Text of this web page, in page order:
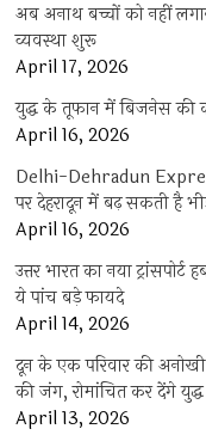
अब अनाथ बच्चों को नहीं
व्यवस्था शुरू
April 17, 2026
युद्ध के तूफान में बिजनेस की
April 16, 2026
Delhi-Dehradun
पर देहरादून में बढ़ सकती है
April 16, 2026
उत्तर भारत का नया
ये पांच बड़े फायदे
April 14, 2026
दून के एक परिवार की
की जंग, रोमांचित कर देंगे
April 13, 2026